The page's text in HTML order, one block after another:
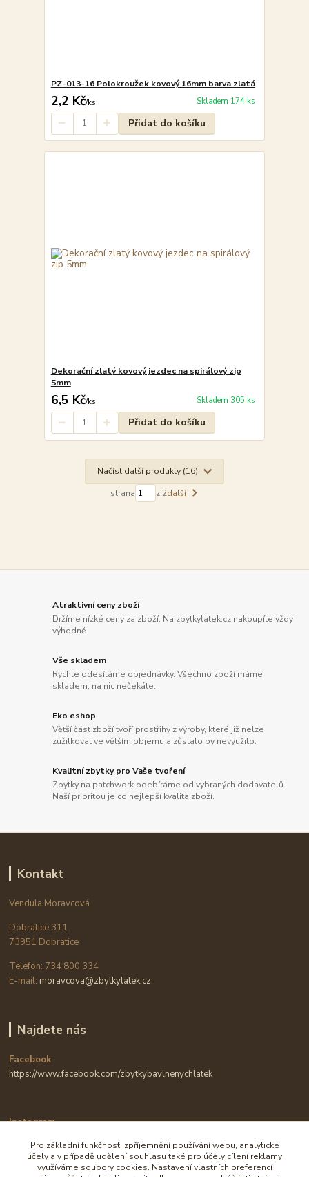
PZ-013-16 Polokroužek kovový 16mm barva zlatá
2,2 Kč/ks Skladem 174 ks
Přidat do košíku
Dekorační zlatý kovový jezdec na spirálový zip
5mm
6,5 Kč/ks Skladem 305 ks
Přidat do košíku
Načíst další produkty (16)
strana z 2další
Atraktivní ceny zboží
Držíme nízké ceny za zboží. Na zbytkylatek.cz nakoupíte vždy
výhodně.
Vše skladem
Rychle odesíláme objednávky. Všechno zboží máme
skladem, na nic nečekáte.
Eko eshop
Větší část zboží tvoří prostřihy z výroby, které již nelze
zužitkovat ve větším objemu a zůstalo by nevyužito.
Kvalitní zbytky pro Vaše tvoření
Zbytky na patchwork odebíráme od vybraných dodavatelů.
Naší prioritou je co nejlepší kvalita zboží.
Kontakt
Vendula Moravcová
Dobratice 311
73951 Dobratice
Telefon: 734 800 334
E-mail: moravcova@zbytkylatek.cz
Najdete nás
Facebook
https://www.facebook.com/zbytkybavlnenychlatek
Instagram
Pro základní funkčnost, zpříjemnění používání webu, analytické
účely a v případě udělení souhlasu také pro účely cílení reklamy
využíváme soubory cookies. Nastavení vlastních preferencí